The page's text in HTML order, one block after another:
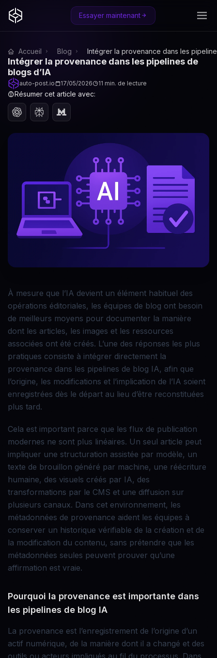
Essayer maintenant
Accueil Blog Intégrer la provenance dans les
Intégrer la provenance dans les pipelines de
blogs d’IA
auto-post.io 17/05/2026 11 min. de lecture
Résumer cet article avec:
À mesure que l’IA devient un élément habituel des
opérations éditoriales, les équipes de blog ont besoin
de meilleurs moyens pour documenter la manière
dont les articles, les images et les ressources
associées ont été créés. L’une des réponses les plus
pratiques consiste à intégrer directement la
provenance dans les pipelines de blog IA, afin que
l’origine, les modifications et l’implication de l’IA soient
enregistrées dès le départ au lieu d’être reconstituées
plus tard.
Cela est important parce que les flux de publication
modernes ne sont plus linéaires. Un seul article peut
impliquer une structuration assistée par modèle, un
texte de brouillon généré par machine, une réécriture
humaine, des visuels créés par IA, des
transformations par le CMS et une diffusion sur
plusieurs canaux. Dans cet environnement, les
métadonnées de provenance aident les équipes à
conserver un historique vérifiable de la création et de
la modification du contenu, sans prétendre que les
métadonnées seules peuvent prouver qu’une
affirmation est vraie.
Pourquoi la provenance est importante dans
les pipelines de blog IA
La provenance est l’enregistrement de l’origine d’un
actif numérique, de la manière dont il a changé et des